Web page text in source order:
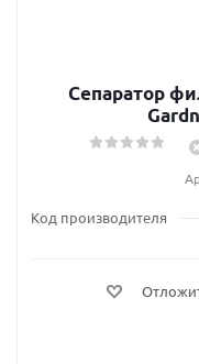
Сепаратор
Код производителя